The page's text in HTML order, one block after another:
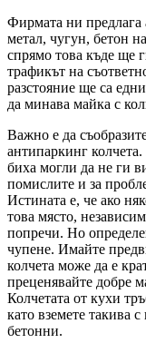
Фирмата ни предлага
метал, чугун, бетон
спрямо това къде ще
трафикът на
разстояние ще са
да минава майка с
Важно е да
антипаркинг
биха могли да не ги
помислите и за
Истината е, че ако
това място,
попречи. Но
чупене. Имайте
колчета може да е
преценявайте добре
Колчетата от кухи
като вземете такива
бетонни.